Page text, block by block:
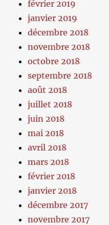
février 2019
janvier 2019
décembre 2018
novembre 2018
octobre 2018
septembre 2018
août 2018
juillet 2018
juin 2018
mai 2018
avril 2018
mars 2018
février 2018
janvier 2018
décembre 2017
novembre 2017